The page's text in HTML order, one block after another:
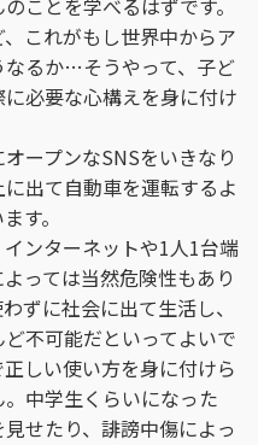
これがもし世界中からア
なるか…そうやって、子ど
必要な心構えを身に付け
ープンなSNSをいきなり
出て自動車を運転するよ
す。
ンターネットや1人1台端
っては当然危険性もあり
ずに社会に出て生活し、
不可能だといってよいで
しい使い方を身に付けら
中学生くらいになった
せたり、誹謗中傷によっ